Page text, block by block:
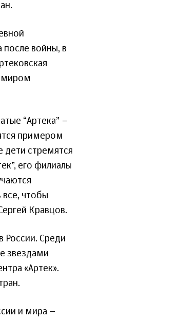
после войны, в
“Артека” –
примером
дети стремятся
его филиалы
чтобы
Кравцов.
России. Среди
звездами
«Артек».
и мира –